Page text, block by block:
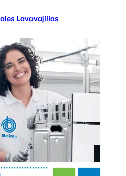
Lavavajillas